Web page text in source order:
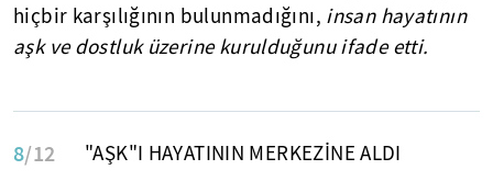
hiçbir karşılığının bulunmadığını, insan hayatının
aşk ve dostluk üzerine kurulduğunu ifade etti.
8/12 "AŞK"I HAYATININ MERKEZİNE ALDI